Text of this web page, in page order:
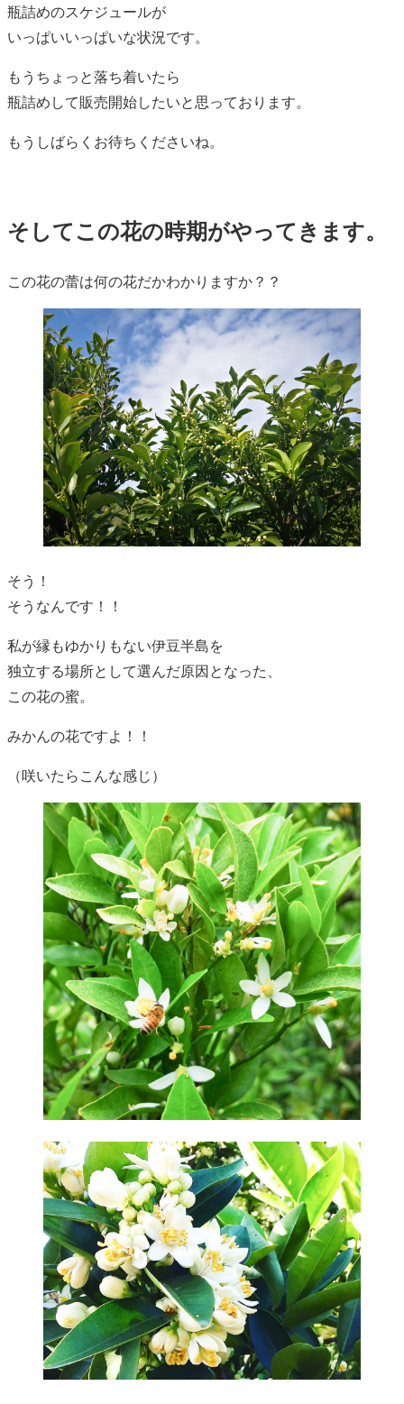
瓶詰めのスケジュールが
いっぱいいっぱいな状況です。
もうちょっと落ち着いたら
瓶詰めして販売開始したいと思っております。
もうしばらくお待ちくださいね。
そしてこの花の時期がやってきます。
この花の蕾は何の花だかわかりますか？？
そう！
そうなんです！！
私が縁もゆかりもない伊豆半島を
独立する場所として選んだ原因となった、
この花の蜜。
みかんの花ですよ！！
（咲いたらこんな感じ）